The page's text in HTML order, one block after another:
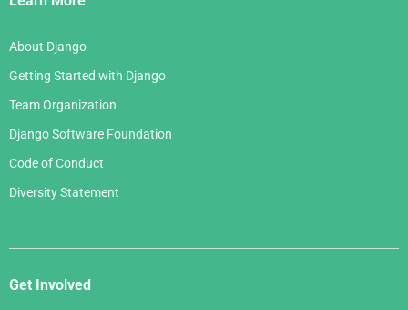
About Django
Getting Started with Django
Team Organization
Django Software Foundation
Code of Conduct
Diversity Statement
Get Involved